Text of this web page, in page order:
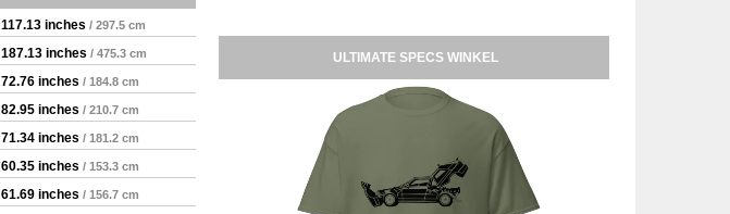
117.13 inches / 297.5 cm
187.13 inches / 475.3 cm
72.76 inches / 184.8 cm
82.95 inches / 210.7 cm
71.34 inches / 181.2 cm
60.35 inches / 153.3 cm
61.69 inches / 156.7 cm
ULTIMATE SPECS WINKEL